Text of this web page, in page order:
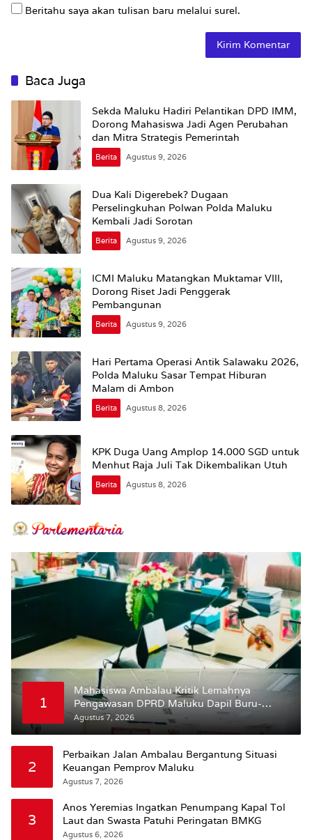
Beritahu saya akan tulisan baru melalui surel.
Baca Juga
Sekda Maluku Hadiri Pelantikan DPD IMM,
Dorong Mahasiswa Jadi Agen Perubahan
dan Mitra Strategis Pemerintah
Berita Agustus 9, 2026
Dua Kali Digerebek? Dugaan
Perselingkuhan Polwan Polda Maluku
Kembali Jadi Sorotan
Berita Agustus 9, 2026
ICMI Maluku Matangkan Muktamar VIII,
Dorong Riset Jadi Penggerak
Pembangunan
Berita Agustus 9, 2026
Hari Pertama Operasi Antik Salawaku 2026,
Polda Maluku Sasar Tempat Hiburan
Malam di Ambon
Berita Agustus 8, 2026
KPK Duga Uang Amplop 14.000 SGD untuk
Menhut Raja Juli Tak Dikembalikan Utuh
Berita Agustus 8, 2026
1
Mahasiswa Ambalau Kritik Lemahnya
Pengawasan DPRD Maluku Dapil Buru-
Bursel Terhadap Proses Perubahan Status
Jalan
Agustus 7, 2026
2
Perbaikan Jalan Ambalau Bergantung Situasi
Keuangan Pemprov Maluku
Agustus 7, 2026
3
Anos Yeremias Ingatkan Penumpang Kapal Tol
Laut dan Swasta Patuhi Peringatan BMKG
Agustus 6, 2026